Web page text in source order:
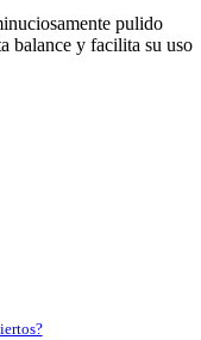
pulido
balance y facilita su uso